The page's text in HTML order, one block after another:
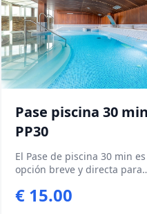
Pase piscina 30
PP30
El Pase de piscina 30 min
opción breve y directa para
hidrodinámica, pensado para
€ 15.00